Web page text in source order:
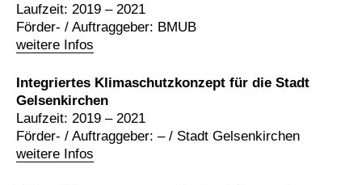
weitere Infos
Laufzeit: 2019 – 2021
Förder- / Auftraggeber: BMUB
Integriertes Klimaschutzkonzept für die Stadt
Gelsenkirchen
weitere Infos
Laufzeit: 2019 – 2021
Förder- / Auftraggeber: – / Stadt Gelsenkirchen